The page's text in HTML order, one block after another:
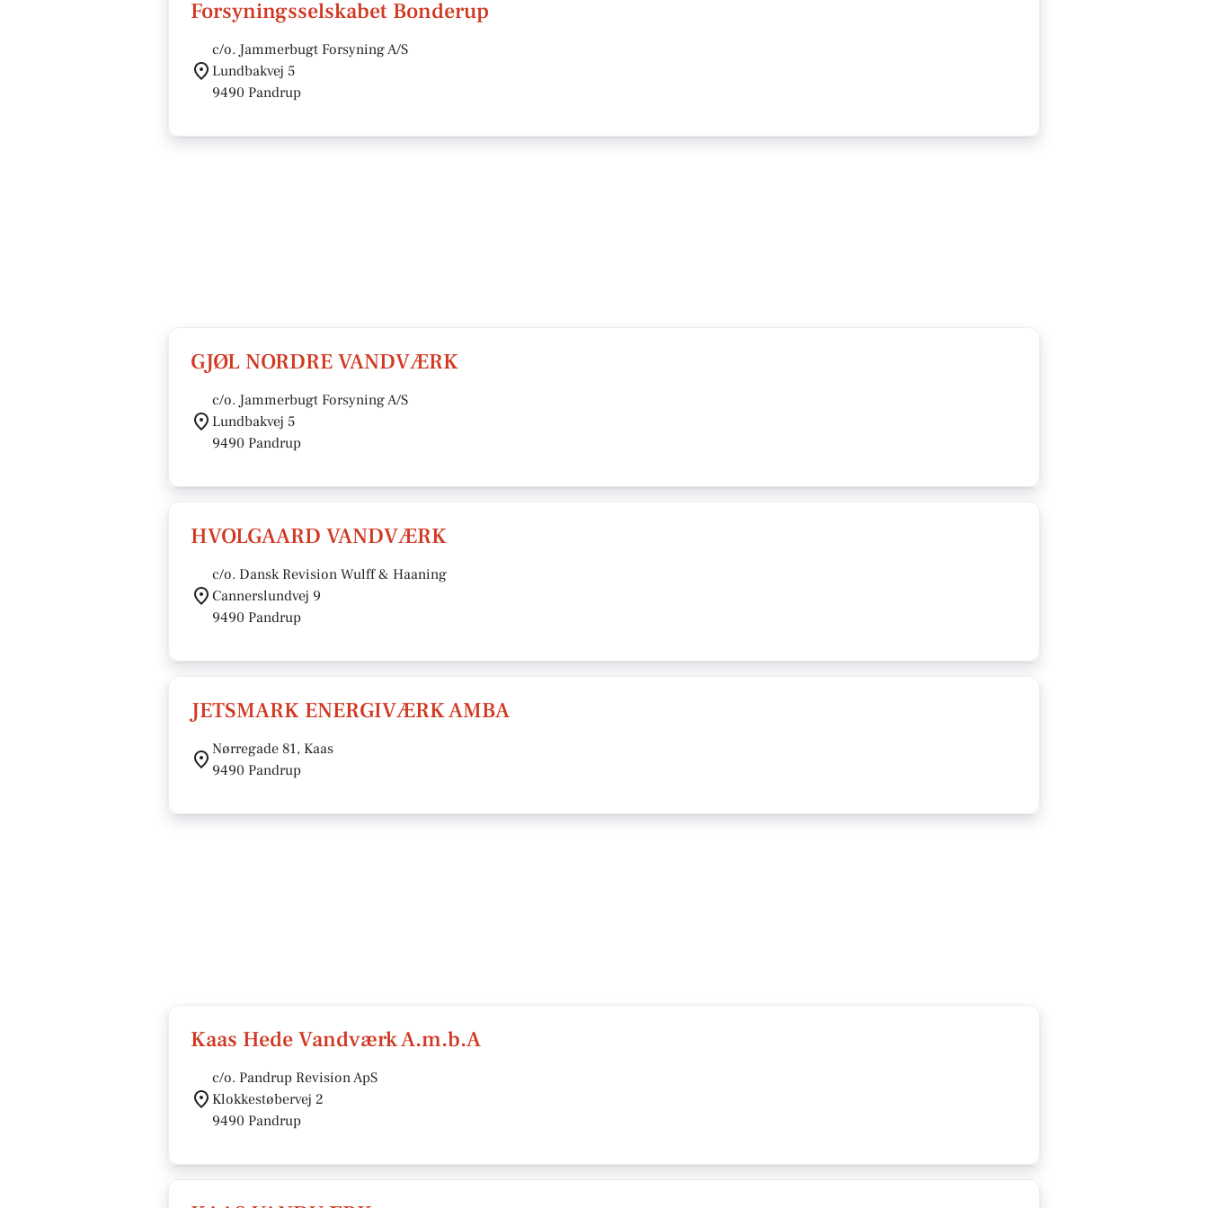
Forsyningsselskabet Bonderup
c/o. Jammerbugt Forsyning A/S
Lundbakvej 5
9490 Pandrup
GJØL NORDRE VANDVÆRK
c/o. Jammerbugt Forsyning A/S
Lundbakvej 5
9490 Pandrup
HVOLGAARD VANDVÆRK
c/o. Dansk Revision Wulff & Haaning
Cannerslundvej 9
9490 Pandrup
JETSMARK ENERGIVÆRK AMBA
Nørregade 81, Kaas
9490 Pandrup
Kaas Hede Vandværk A.m.b.A
c/o. Pandrup Revision ApS
Klokkestøbervej 2
9490 Pandrup